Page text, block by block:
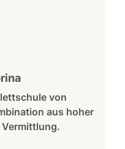
von
aus hoher